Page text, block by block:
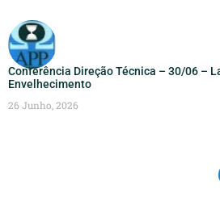
Conferência Direção Técnica – 30/06 –
Envelhecimento
26 Junho, 2026